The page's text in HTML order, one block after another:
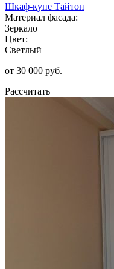
Шкаф-купе Тайтон
Материал фасада:
Зеркало
Цвет:
Светлый
от 30 000 руб.
Рассчитать